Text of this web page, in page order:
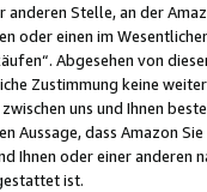
anderen Stelle, an der
oder einen im
Abgesehen von
Zustimmung keine
uns und Ihnen
Aussage, dass Amazon
Ihnen oder einer
ist.